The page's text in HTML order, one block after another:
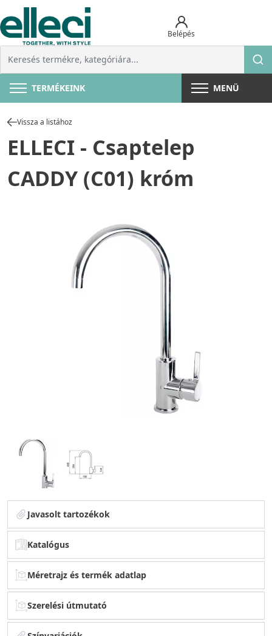
Belépés
TERMÉKEINK MENÜ
Vissza a listához
ELLECI - Csaptelep
CADDY (C01) króm
Javasolt tartozékok
Katalógus
Méretrajz és termék adatlap
Szerelési útmutató